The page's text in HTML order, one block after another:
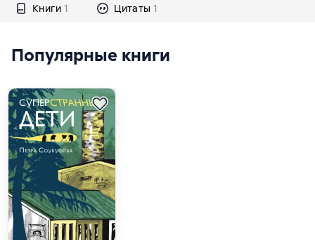
Книги 1 Цитаты 1
Популярные книги